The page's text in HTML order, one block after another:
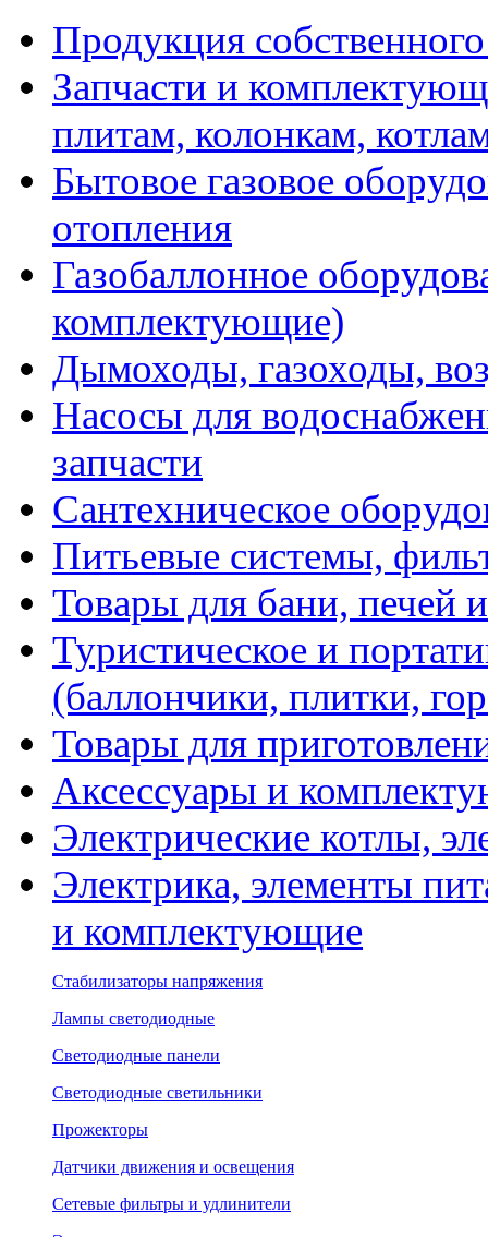
Продукция
Запчасти и
плитам, колонкам,
Бытовое газовое
отопления
Газобаллонное
комплектующие)
Дымоходы, газоходы,
Насосы для
запчасти
Сантехническое
Питьевые системы,
Товары для бани, печей
Туристическое и
(баллончики, плитки,
Товары для
Аксессуары и
Электрические котлы,
Электрика, элементы
и комплектующие
Стабилизаторы напряжения
Лампы светодиодные
Светодиодные панели
Светодиодные светильники
Прожекторы
Датчики движения и освещения
Сетевые фильтры и удлинители